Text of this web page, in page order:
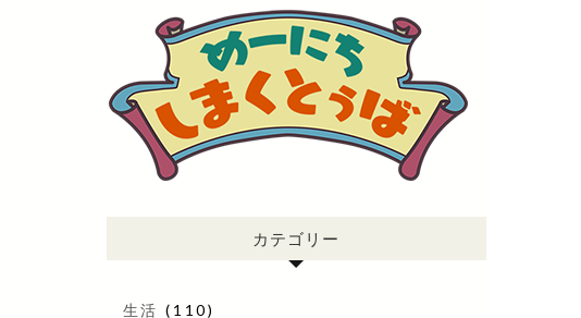
カテゴリー
生活 (110)